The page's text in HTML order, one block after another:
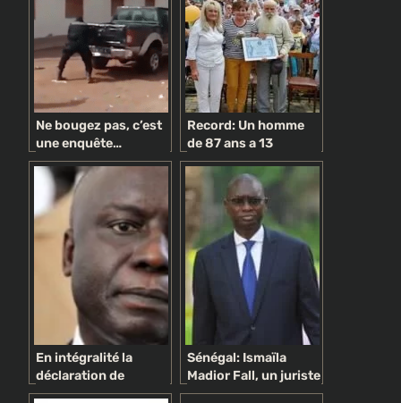
Ne bougez pas, c’est
une enquête…
politique !
Record: Un homme
de 87 ans a 13
enfants, 127 petits-
enfants, 203 arrière-
petits-fils (photos)
En intégralité la
déclaration de
politique générale du
Sénégal: Ismaïla
Madior Fall, un juriste
pyromane